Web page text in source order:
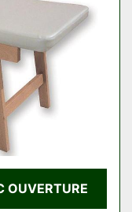
OUVERTURE